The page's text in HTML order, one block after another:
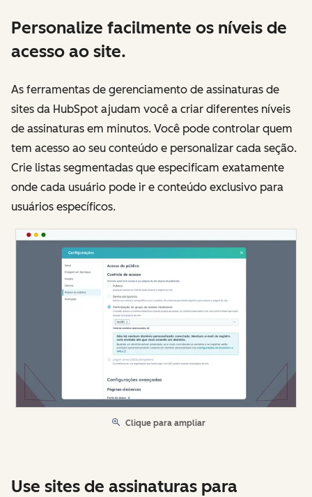
Personalize facilmente os níveis de
acesso ao site.
As ferramentas de gerenciamento de assinaturas de
sites da HubSpot ajudam você a criar diferentes níveis
de assinaturas em minutos. Você pode controlar quem
tem acesso ao seu conteúdo e personalizar cada seção.
Crie listas segmentadas que especificam exatamente
onde cada usuário pode ir e conteúdo exclusivo para
usuários específicos.
Clique para ampliar
Use sites de assinaturas para